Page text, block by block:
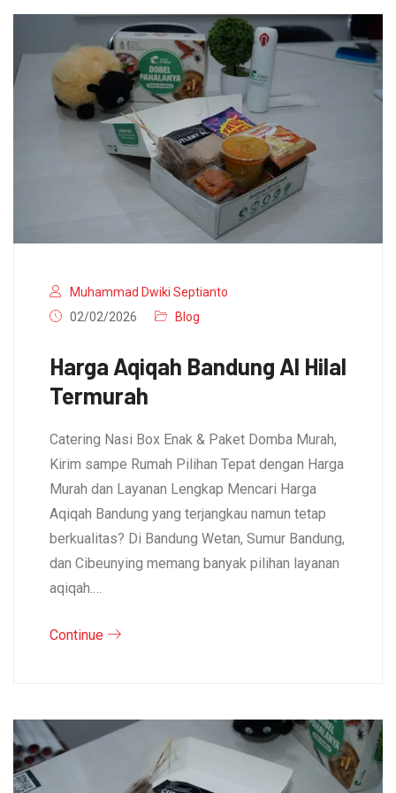
Muhammad Dwiki Septianto
02/02/2026
Blog
Harga Aqiqah Bandung Al Hilal
Termurah
Catering Nasi Box Enak & Paket Domba Murah,
Kirim sampe Rumah Pilihan Tepat dengan Harga
Murah dan Layanan Lengkap Mencari Harga
Aqiqah Bandung yang terjangkau namun tetap
berkualitas? Di Bandung Wetan, Sumur Bandung,
dan Cibeunying memang banyak pilihan layanan
aqiqah.…
Continue